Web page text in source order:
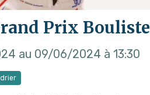
Prix Bouliste
au 09/06/2024 à 13:30